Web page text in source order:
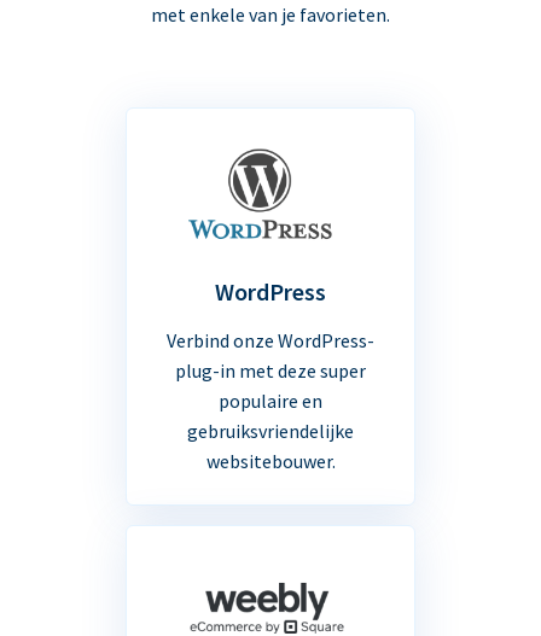
met enkele van je favorieten.
WordPress
Verbind onze WordPress-
plug-in met deze super
populaire en
gebruiksvriendelijke
websitebouwer.